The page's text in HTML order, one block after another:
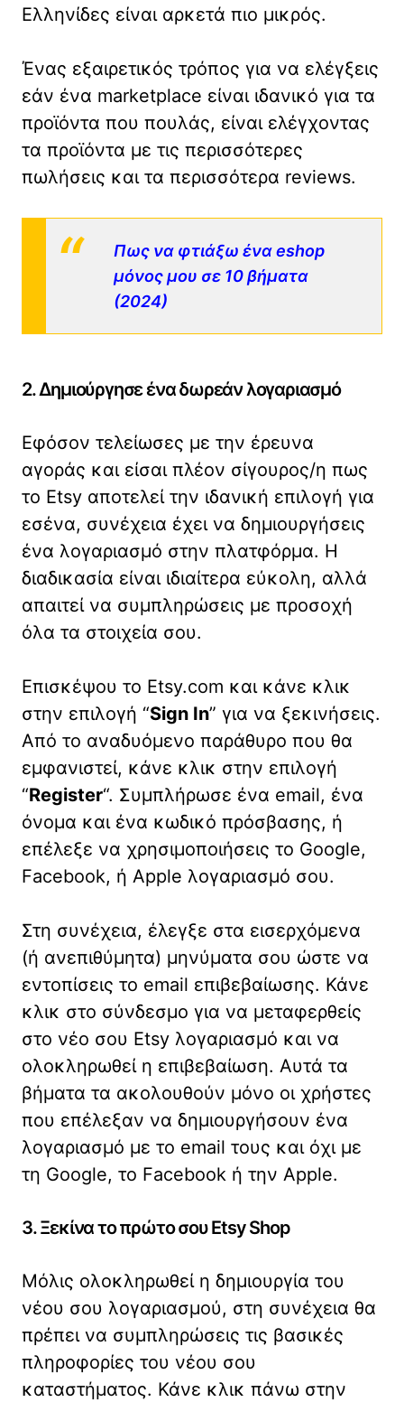
Ελληνίδες είναι αρκετά πιο μικρός.
Ένας εξαιρετικός τρόπος για να ελέγξεις
εάν ένα marketplace είναι ιδανικό για τα
προϊόντα που πουλάς, είναι ελέγχοντας
τα προϊόντα με τις περισσότερες
πωλήσεις και τα περισσότερα reviews.
Πως να φτιάξω ένα eshop
μόνος μου σε 10 βήματα
(2024)
2. Δημιούργησε ένα δωρεάν λογαριασμό
Εφόσον τελείωσες με την έρευνα
αγοράς και είσαι πλέον σίγουρος/η πως
το Etsy αποτελεί την ιδανική επιλογή για
εσένα, συνέχεια έχει να δημιουργήσεις
ένα λογαριασμό στην πλατφόρμα. Η
διαδικασία είναι ιδιαίτερα εύκολη, αλλά
απαιτεί να συμπληρώσεις με προσοχή
όλα τα στοιχεία σου.
Επισκέψου το Etsy.com και κάνε κλικ
στην επιλογή “Sign In” για να ξεκινήσεις.
Από το αναδυόμενο παράθυρο που θα
εμφανιστεί, κάνε κλικ στην επιλογή
“Register“. Συμπλήρωσε ένα email, ένα
όνομα και ένα κωδικό πρόσβασης, ή
επέλεξε να χρησιμοποιήσεις το Google,
Facebook, ή Apple λογαριασμό σου.
Στη συνέχεια, έλεγξε στα εισερχόμενα
(ή ανεπιθύμητα) μηνύματα σου ώστε να
εντοπίσεις το email επιβεβαίωσης. Κάνε
κλικ στο σύνδεσμο για να μεταφερθείς
στο νέο σου Etsy λογαριασμό και να
ολοκληρωθεί η επιβεβαίωση. Αυτά τα
βήματα τα ακολουθούν μόνο οι χρήστες
που επέλεξαν να δημιουργήσουν ένα
λογαριασμό με το email τους και όχι με
τη Google, το Facebook ή την Apple.
3. Ξεκίνα το πρώτο σου Etsy Shop
Μόλις ολοκληρωθεί η δημιουργία του
νέου σου λογαριασμού, στη συνέχεια θα
πρέπει να συμπληρώσεις τις βασικές
πληροφορίες του νέου σου
καταστήματος. Κάνε κλικ πάνω στην